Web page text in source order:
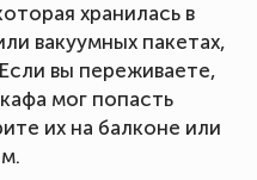
хранилась в
вакуумных пакетах,
вы переживаете,
мог попасть
их на балконе или